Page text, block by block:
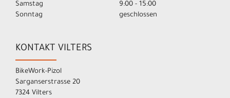
Samstag
9:00 - 15:00
Sonntag
geschlossen
KONTAKT VILTERS
BikeWork-Pizol
Sarganserstrasse 20
7324 Vilters